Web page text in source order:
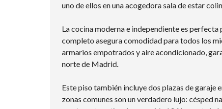
uno de ellos en una acogedora sala de estar
La cocina moderna e independiente es
completo asegura comodidad para todos los
armarios empotrados y aire acondicionado,
norte de Madrid.
Este piso también incluye dos plazas de garaje
zonas comunes son un verdadero lujo: césped